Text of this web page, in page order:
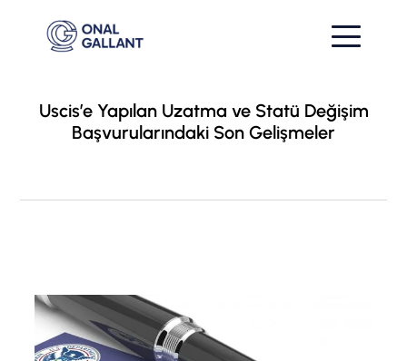
Uscis’e Yapılan Uzatma ve Statü Değişim
Başvurularındaki Son Gelişmeler